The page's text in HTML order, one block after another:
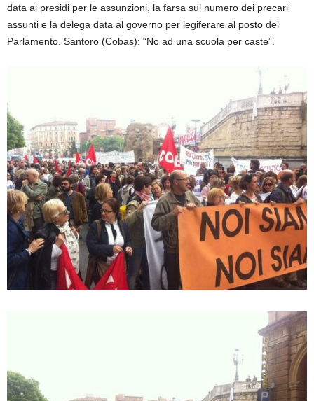
data ai presidi per le assunzioni, la farsa sul numero dei precari
assunti e la delega data al governo per legiferare al posto del
Parlamento. Santoro (Cobas): “No ad una scuola per caste”.